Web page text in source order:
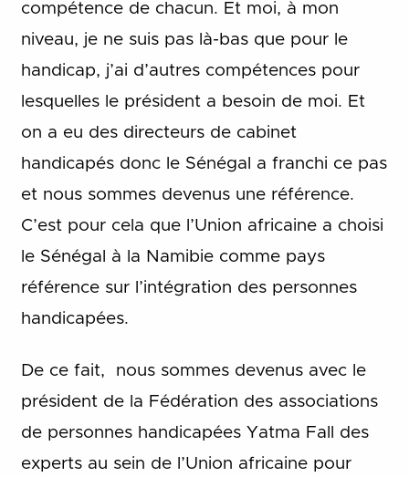
compétence de chacun. Et moi, à mon
niveau, je ne suis pas là-bas que pour le
handicap, j’ai d’autres compétences pour
lesquelles le président a besoin de moi. Et
on a eu des directeurs de cabinet
handicapés donc le Sénégal a franchi ce pas
et nous sommes devenus une référence.
C’est pour cela que l’Union africaine a choisi
le Sénégal à la Namibie comme pays
référence sur l’intégration des personnes
handicapées.
De ce fait, nous sommes devenus avec le
président de la Fédération des associations
de personnes handicapées Yatma Fall des
experts au sein de l’Union africaine pour